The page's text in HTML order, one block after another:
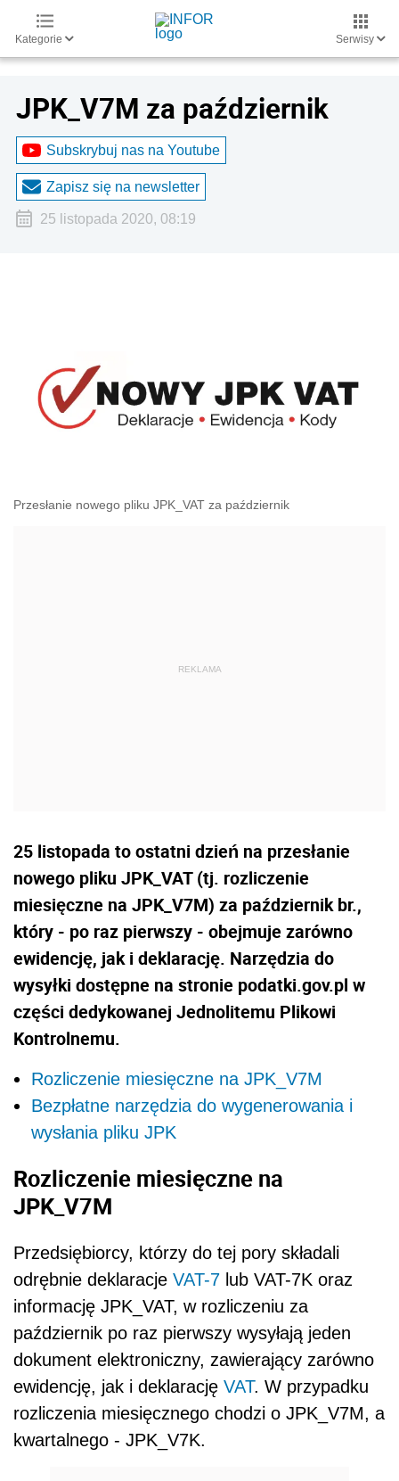
Kategorie Serwisy
JPK_V7M za październik
Subskrybuj nas na Youtube
Zapisz się na newsletter
25 listopada 2020, 08:19
Przesłanie nowego pliku JPK_VAT za październik
25 listopada to ostatni dzień na przesłanie
nowego pliku JPK_VAT (tj. rozliczenie
miesięczne na JPK_V7M) za październik br.,
który - po raz pierwszy - obejmuje zarówno
ewidencję, jak i deklarację. Narzędzia do
wysyłki dostępne na stronie podatki.gov.pl w
części dedykowanej Jednolitemu Plikowi
Kontrolnemu.
Rozliczenie miesięczne na JPK_V7M
Bezpłatne narzędzia do wygenerowania i
wysłania pliku JPK
Rozliczenie miesięczne na
JPK_V7M
Przedsiębiorcy, którzy do tej pory składali
odrębnie deklaracje VAT-7 lub VAT-7K oraz
informację JPK_VAT, w rozliczeniu za
październik po raz pierwszy wysyłają jeden
dokument elektroniczny, zawierający zarówno
ewidencję, jak i deklarację VAT. W przypadku
rozliczenia miesięcznego chodzi o JPK_V7M, a
kwartalnego - JPK_V7K.